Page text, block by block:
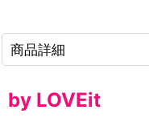
商品詳細
by LOVEit